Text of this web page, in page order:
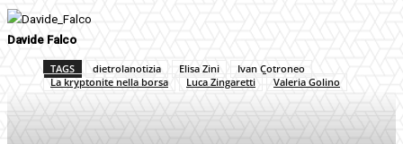
Davide Falco
TAGS dietrolanotizia Elisa Zini
Ivan Cotroneo
La kryptonite nella borsa
Luca Zingaretti Valeria Golino